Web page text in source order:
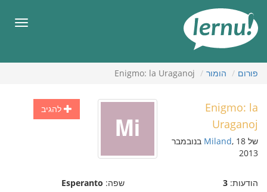
העניינים
פורום הומור Enigmo: la Uraganoj
להגיב
Enigmo: la
Uraganoj
של Miland , 18 בנובמבר
2013
הודעות: 3 שפה: Esperanto